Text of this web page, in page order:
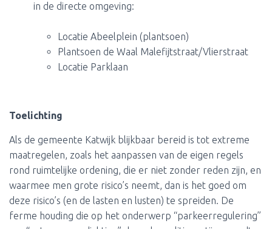
in de directe omgeving:
Locatie Abeelplein (plantsoen)
Plantsoen de Waal Malefijtstraat/Vlierstraat
Locatie Parklaan
Toelichting
Als de gemeente Katwijk blijkbaar bereid is tot extreme
maatregelen, zoals het aanpassen van de eigen regels
rond ruimtelijke ordening, die er niet zonder reden zijn, en
waarmee men grote risico’s neemt, dan is het goed om
deze risico’s (en de lasten en lusten) te spreiden. De
ferme houding die op het onderwerp “parkeerregulering”